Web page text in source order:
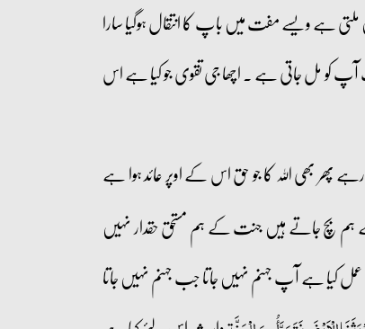
ہے ویسے مفت میں باپ کا انتقال ہوگیا سارا
آپ کو مل جاتی ہے ۔ اچھا جی تقوی جو کیا ہے اس
پھر بھی اللہ کا جو حق اس کے اوپر عائد ہوا ہے
ہم بچ جاتے ہیں جنت کے ہم مستحق حقدار نہیں
کیا ہے آپ جہنم نہیں جاتا جب جہنم نہیں جاتا